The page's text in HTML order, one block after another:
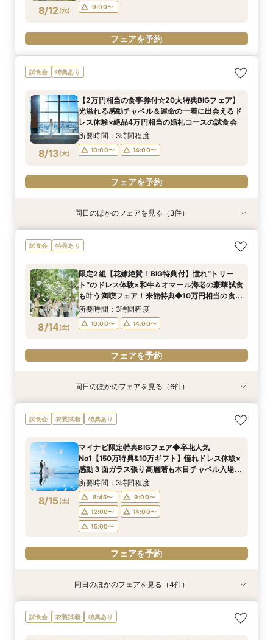
15:00〜
フェアを予約
フェアを予約
15:00〜
フェアを予約
8/12(水) 9:00〜
フェアを予約
試食会 特典あり
8/13(木)
【2万円相当の食事券付☆20大特典BIGフェア】
光溢れる感動チャペル＆運命の一着に出会えるド
レス体験×絶品4万円相当の婚礼コースの試食会
所要時間：3時間程度
10:00〜 14:00〜
フェアを予約
特典あり
8/13(木)
【10名66万円★専用会場有】最短1ヶ月で準備
OK！6名様から適用可10名66万円からの少人数
所要時間：3時間程度
10:00〜 14:00〜
フェアを予約
特典あり
8/13(木)
【料理重視◎ミシュランの味】和牛やオマール海
老など4万円相当の豪華コース試食＆豪華10万円
フェア
所要時間：3時間程度
10:00〜 14:00〜
フェアを予約
8/13(木)
【初見学が1番お得】専属プランナーがお見積も
りオリジナル作成*10万円相当ギフト特典付き
の挙式体験×ドレス×和牛・オマール海老の豪華4
万相当試食フェア
所要時間：1時間30分程度
10:00〜 14:00〜
フェアを予約
同日のほかのフェアを見る（3件）
試食会 特典あり
8/14(金)
限定2組【花嫁絶賛！BIG特典付】憧れ”トリー
ト”のドレス体験×和牛＆オマール海老の豪華試食
も叶う満喫フェア！来館特典◆10万円相当の食事
&宿泊券付
所要時間：3時間程度
10:00〜 14:00〜
フェアを予約
特典あり
8/14(金)
【最短60日】専属プランナーで安心！パパママ
応援160万特典+挙式当日2泊3日スイートルーム
所要時間：3時間程度
10:00〜 14:00〜
フェアを予約
8/14(金)
【自宅＆スマホでOK】◆オンライン会場相談◆
ご遠方でも安心◎気軽に見学
10:30〜 14:30〜
フェアを予約
特典あり
8/14(金)
【2万円相当レストランペアチケット付】おふた
りのお時間に合わせて最短90分でご案内可能！
イック相談会★
所要時間：3時間程度
10:00〜 14:00〜
フェアを予約
特典あり
8/14(金)
【10名66万円★専用会場有】最短1ヶ月で準備
OK！6名様から適用可10名66万円からの少人数
所要時間：3時間程度
10:00〜 14:00〜
フェアを予約
特典あり
8/14(金)
【料理重視◎ミシュランの味】和牛やオマール海
老など4万円相当の豪華コース試食＆豪華10万円
フェア
所要時間：3時間程度
10:00〜 14:00〜
フェアを予約
8/14(金)
【初見学が1番お得】専属プランナーがお見積も
りオリジナル作成*10万円相当ギフト特典付き
の挙式体験×ドレス×和牛・オマール海老の豪華4
万相当試食フェア
所要時間：1時間30分程度
10:00〜 14:00〜
フェアを予約
同日のほかのフェアを見る（6件）
試食会 衣装試着 特典あり
8/15(土)
マイナビ限定特典BIGフェア◆卒花人気
No1【150万特典&10万ギフト】憧れドレス体験×
感動３面ガラス張り高層階も木目チャペル入場
×4万円相当無料コース試食付
所要時間：3時間程度
8:45〜
9:00〜
12:00〜
14:00〜
15:00〜
フェアを予約
特典あり
【少人数専用会場2025年秋OPEN限定プラン】
最短1ヶ月で準備OK！6名様から適用可10名66万
特典あり
【3組限定・ミシュランの味】和牛&オマール4万
円相当試食◆レストランペアチケット
【オンライン30分】1軒目見学前プランナーに直
接相談安心フェア
特典あり
【パパママ応援プラン◆最短1ヶ月で準備OK】マ
タニティ相談会*専属ウェディングプランナーが
同日のほかのフェアを見る（4件）
試食会 衣装試着 特典あり